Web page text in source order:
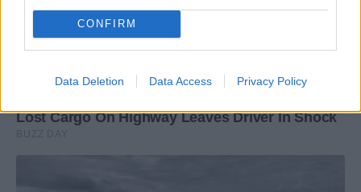
CONFIRM
Data Deletion Data Access Privacy Policy